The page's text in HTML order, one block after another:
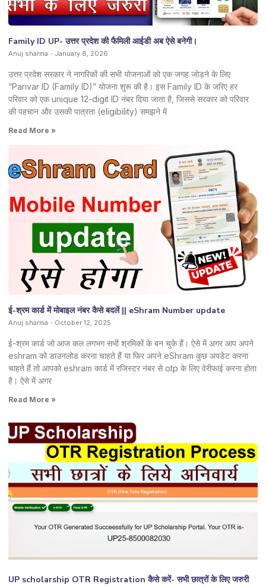
Family ID UP- उत्तर प्रदेश की फैमिली आईडी अब ऐसे बनेगी।
Anuj sharma January 8, 2026
उत्तर प्रदेश सरकार ने नागरिकों की सभी योजनाओं को एक जगह जोड़ने के लिए
“Parivar ID (Family ID)” योजना शुरू की है। इस Family ID के जरिए हर
परिवार को एक unique 12-digit ID नंबर दिया जाता है, जिससे सरकार को परिवार
की पहचान और उसकी पात्रता (eligibility) समझने में
Read More »
ई-श्रम कार्ड में मोबाइल नंबर कैसे बदलें || eShram Number update
Anuj sharma October 12, 2025
ई-श्रम कार्ड जो आज कल लगभग सभी श्रमिकों के बन चुके हैं। ऐसे में अगर आप अपने
eshram को डाउनलोड करना चाहते हैं या फिर अपने eShram कुछ अपडेट करना
चाहते हैं तो आपको eshram कार्ड में रजिस्टर नंबर से otp के लिए वेरीफाई करना होता
है। ऐसे में अगर
Read More »
UP scholarship OTR Registration कैसे करें- सभी छात्रों के लिए जरुरी